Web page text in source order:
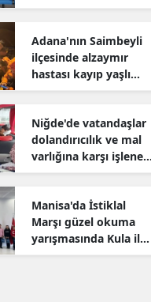
düzenlendi
Adana'nın Saimbeyli
ilçesinde alzaymır
hastası kayıp yaşlı
adam aranıyor
Niğde'de vatandaşlar
dolandırıcılık ve mal
varlığına karşı işlenen
suçlar konusunda
Manisa'da İstiklal
Marşı güzel okuma
yarışmasında Kula il
birincisi oldu